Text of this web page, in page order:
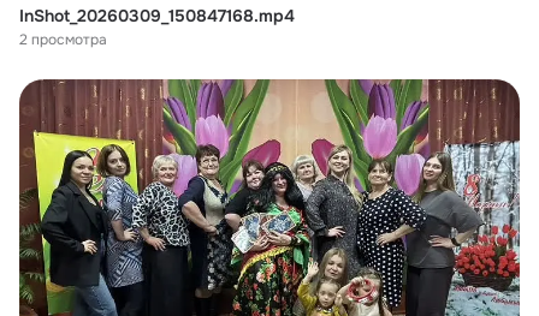
InShot_20260309_150847168.mp4
2 просмотра